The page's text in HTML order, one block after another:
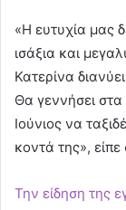
«Η ευτυχία μας
ισάξια και
Κατερίνα
Θα γεννήσει στα
Ιούνιος να
κοντά της»,
Την είδηση της